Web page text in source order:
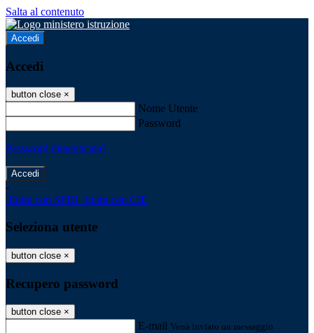
Salta al contenuto
Accedi
Accedi
button close ×
Nome Utente
Password
Password dimenticata?
-
Entra con SPID Entra con CIE
Seleziona utente
button close ×
Recupero password
button close ×
E-mail Verrà inviato un messaggio